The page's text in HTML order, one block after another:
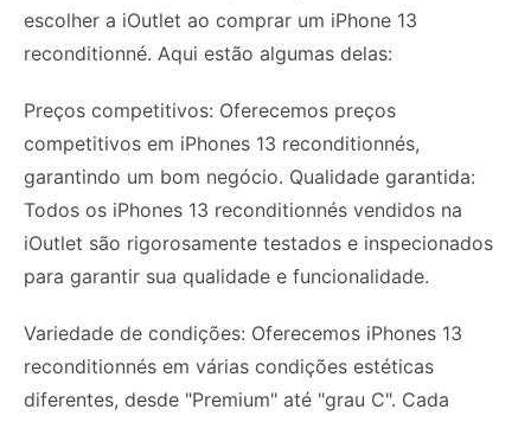
escolher a iOutlet ao comprar um iPhone 13
reconditionné. Aqui estão algumas delas:
Preços competitivos: Oferecemos preços
competitivos em iPhones 13 reconditionnés,
garantindo um bom negócio. Qualidade garantida:
Todos os iPhones 13 reconditionnés vendidos na
iOutlet são rigorosamente testados e inspecionados
para garantir sua qualidade e funcionalidade.
Variedade de condições: Oferecemos iPhones 13
reconditionnés em várias condições estéticas
diferentes, desde "Premium" até "grau C". Cada